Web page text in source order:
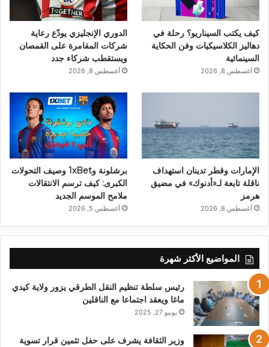
كيف يكتب السيناريو؟ رحلة في
دهاليز الكلاسيكيات وفن الحكاية
السينمائية
أغسطس 8, 2026
الدوري الإنجليزي يودّع رعاية
شركات المقامرة على القمصان
ويستقطب شركاء جدد
أغسطس 8, 2026
الإمارات وقطر تدينان استهداف
ناقلة تابعة لـ«أدنوك» في مضيق
هرمز
أغسطس 8, 2026
برشلونة و1xBet وصيف التحولات
الكبرى: كيف ترسم الانتقالات
ملامح الموسم الجديد
أغسطس 5, 2026
المواضيع الأكثر شهرة
رئيس سلطة تنظيم النقل الطرقي يزور ولاية كيدي
ماغا ويعقد اجتماعا مع الناقلين
يونيو 27, 2025
وزير الثقافة يشرف على حفل تثمين قرار تسوية